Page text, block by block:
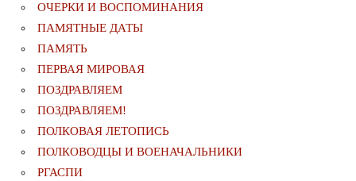
ОЧЕРКИ И ВОСПОМИНАНИЯ
ПАМЯТНЫЕ ДАТЫ
ПАМЯТЬ
ПЕРВАЯ МИРОВАЯ
ПОЗДРАВЛЯЕМ
ПОЗДРАВЛЯЕМ!
ПОЛКОВАЯ ЛЕТОПИСЬ
ПОЛКОВОДЦЫ И ВОЕНАЧАЛЬНИКИ
РГАСПИ